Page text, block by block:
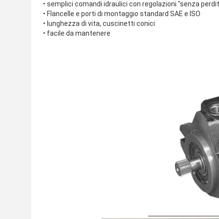
• semplici comandi idraulici con regolazioni "senza
• Flancelle e porti di montaggio standard SAE e ISO
• lunghezza di vita, cuscinetti conici
• facile da mantenere